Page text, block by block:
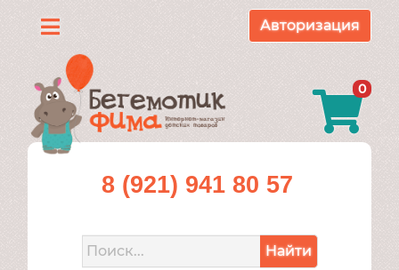
Каталог
О
нас
Доставка
Контакты
Авторизация
0
8 (921) 941 80 57
Найти